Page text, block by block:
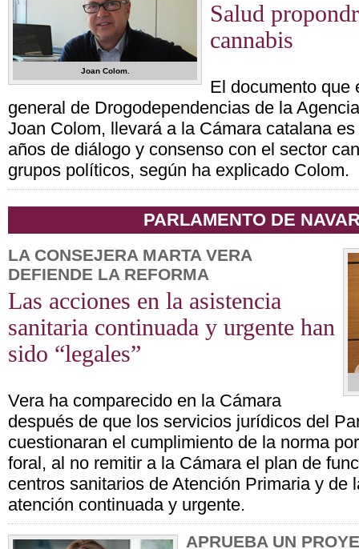
Joan Colom.
Salud
cannabis
El documento que
general de Drogodependencias de la
Joan Colom, llevará a la Cámara catalana
años de diálogo y consenso con el sector
grupos políticos, según ha explicado Colom.
PARLAMENTO DE
LA CONSEJERA MARTA VERA
DEFIENDE LA REFORMA
Las acciones en la asistencia
sanitaria continuada y urgente han
sido “legales”
Vera ha comparecido en la Cámara
después de que los servicios jurídicos del
cuestionaran el cumplimiento de la norma
foral, al no remitir a la Cámara el plan de
centros sanitarios de Atención Primaria y de
atención continuada y urgente.
APRUEBA UN